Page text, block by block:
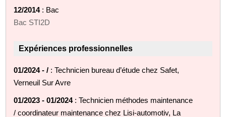
12/2014: Bac
Bac STI2D
Expériences professionnelles
01/2024 - / : Technicien bureau d’étude chez Safet,
Verneuil Sur Avre
01/2023 - 01/2024: Technicien méthodes maintenance
/ coordinateur maintenance chez Lisi-automotiv, La